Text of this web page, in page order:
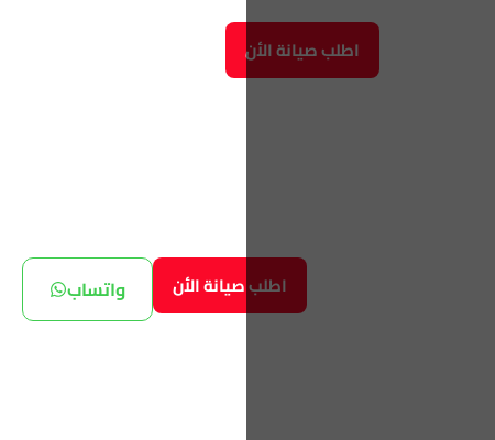
اطلب صيانة الأن
واتساب اطلب صيانة الأن